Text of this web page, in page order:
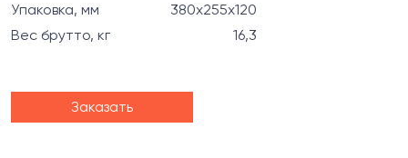
Упаковка, мм
380х255х120
Вес брутто, кг
16,3
Заказать